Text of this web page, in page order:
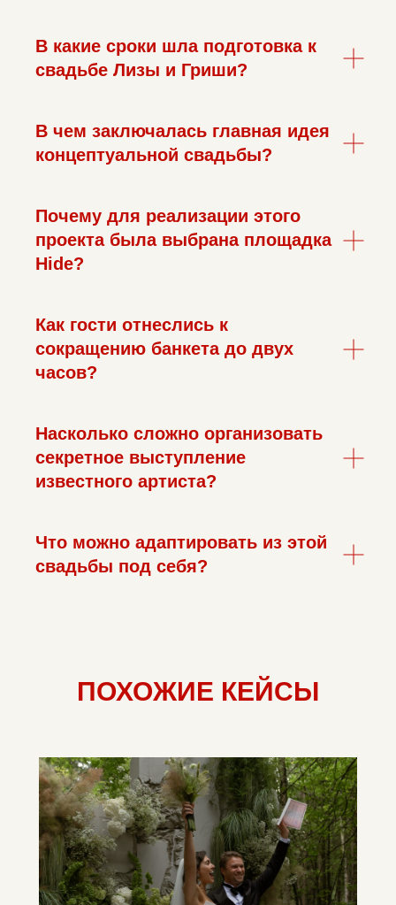
В какие сроки шла подготовка к
свадьбе Лизы и Гриши?
В чем заключалась главная идея
концептуальной свадьбы?
Почему для реализации этого
проекта была выбрана площадка
Hide?
Как гости отнеслись к
сокращению банкета до двух
часов?
Насколько сложно организовать
секретное выступление
известного артиста?
Что можно адаптировать из этой
свадьбы под себя?
ПОХОЖИЕ КЕЙСЫ